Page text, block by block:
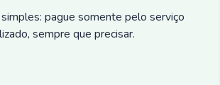
pague somente pelo serviço
sempre que precisar.